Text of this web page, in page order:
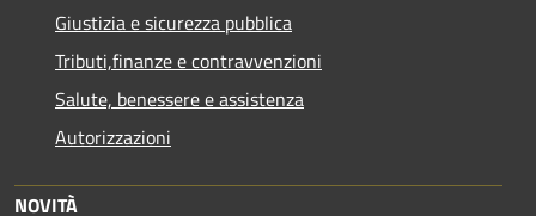
Giustizia e sicurezza pubblica
Tributi,finanze e contravvenzioni
Salute, benessere e assistenza
Autorizzazioni
NOVITÀ